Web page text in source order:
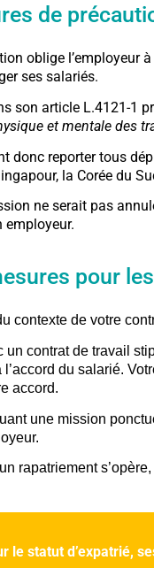
de
oblige
ses salariés.
son article L.4121-1
et mentale des
donc reporter tous
la Corée du
ne serait pas
employeur.
pour
contexte de votre
un contrat de travail
du salarié.
accord.
une mission
rapatriement
le statut d’expatrié,